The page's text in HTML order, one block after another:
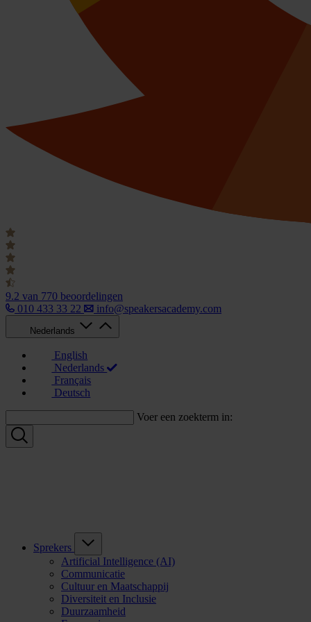
9.2 van 770 beoordelingen
010 433 33 22
info@speakersacademy.com
Nederlands
English
Nederlands
Français
Deutsch
Voer een zoekterm in:
Sprekers
Artificial Intelligence (AI)
Communicatie
Cultuur en Maatschappij
Diversiteit en Inclusie
Duurzaamheid